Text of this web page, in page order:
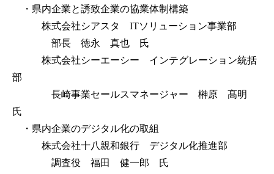
・県内企業と誘致企業の協業体制構築
株式会社シアスタ ITソリューション事業部
部長 徳永 真也 氏
株式会社シーエーシー インテグレーション統括
部
長崎事業セールスマネージャー 榊原 髙明
氏
・県内企業のデジタル化の取組
株式会社十八親和銀行 デジタル化推進部
調査役 福田 健一郎 氏